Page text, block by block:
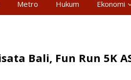
Metro Hukum Ekonomi
Bali, Fun Run 5K